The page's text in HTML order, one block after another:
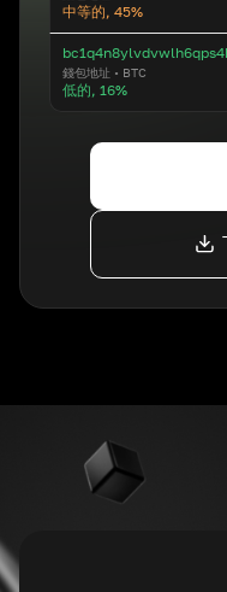
中等的, 45%
錢包地址 • BTC
低的, 16%